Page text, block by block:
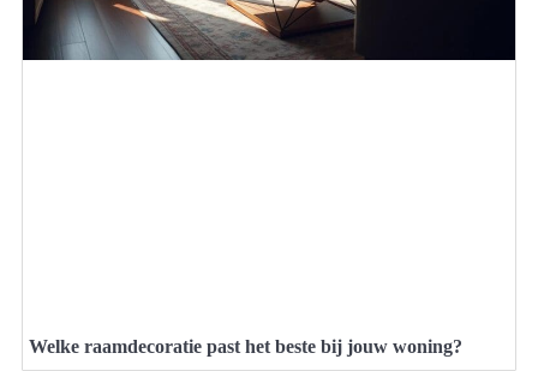
Welke raamdecoratie past het beste bij jouw woning?